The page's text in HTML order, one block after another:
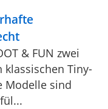
& FUN zwei
Tiny-
Modelle sind